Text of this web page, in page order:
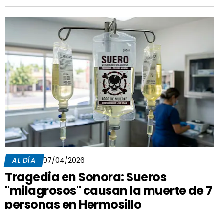
AL DÍA 07/04/2026
Tragedia en Sonora: Sueros
"milagrosos" causan la muerte de 7
personas en Hermosillo